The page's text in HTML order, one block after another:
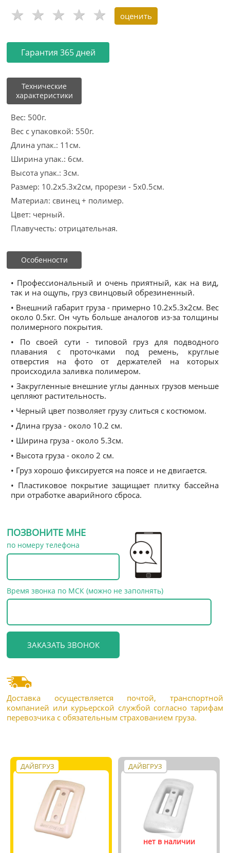
Гарантия 365 дней
Технические
характеристики
Вес: 500г.
Вес с упаковкой: 550г.
Длина упак.: 11см.
Ширина упак.: 6см.
Высота упак.: 3см.
Размер: 10.2x5.3x2см, прорези - 5х0.5см.
Материал: свинец + полимер.
Цвет: черный.
Плавучесть: отрицательная.
Особенности
• Профессиональный и очень приятный, как на вид,
так и на ощупь, груз свинцовый обрезиненный.
• Внешний габарит груза - примерно 10.2x5.3x2см. Вес
около 0.5кг. Он чуть больше аналогов из-за толщины
полимерного покрытия.
• По своей сути - типовой груз для подводного
плавания с проточками под ремень, круглые
отверстия на фото от держателей на которых
происходила заливка полимером.
• Закругленные внешние углы данных грузов меньше
цепляют растительность.
• Черный цвет позволяет грузу слиться с костюмом.
• Длина груза - около 10.2 см.
• Ширина груза - около 5.3см.
• Высота груза - около 2 см.
• Груз хорошо фиксируется на поясе и не двигается.
• Пластиковое покрытие защищает плитку бассейна
при отработке аварийного сброса.
ПОЗВОНИТЕ МНЕ
по номеру телефона
Время звонка по МСК (можно не заполнять)
Доставка осуществляется почтой, транспортной
компанией или курьерской службой согласно тарифам
перевозчика с обязательным страхованием груза.
ДАЙВГРУЗ ДАЙВГРУЗ
нет в наличии